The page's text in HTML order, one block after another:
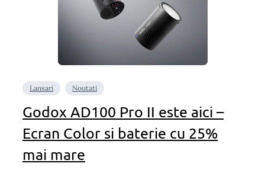
Lansari Noutati
Godox AD100 Pro II este aici –
Ecran Color si baterie cu 25%
mai mare